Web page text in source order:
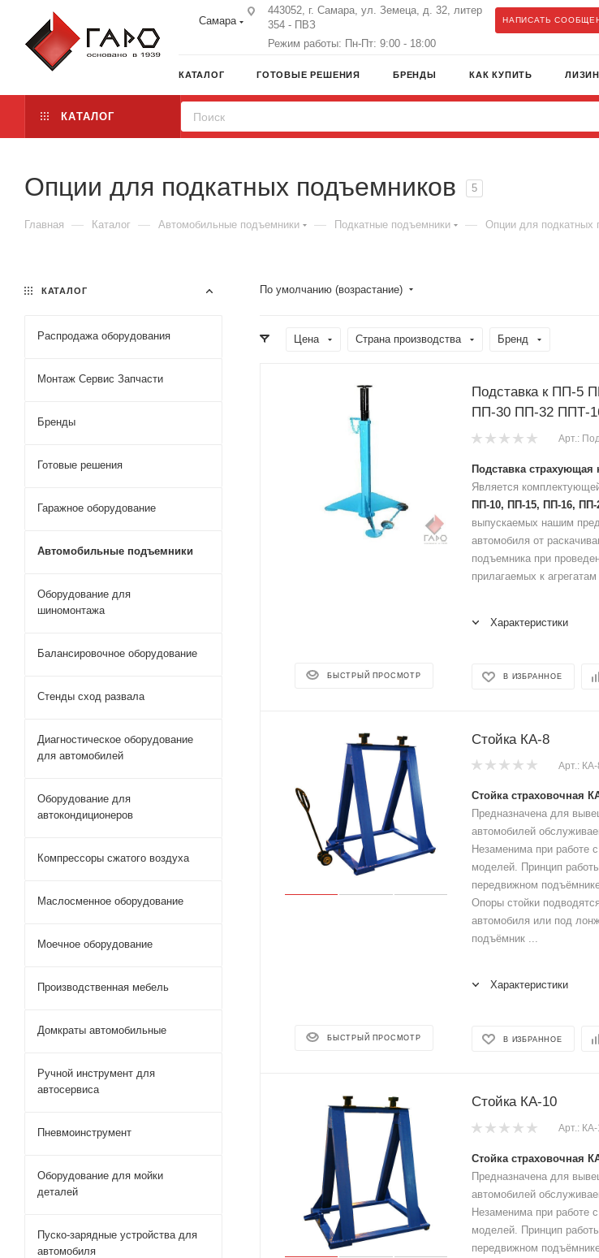
Самара
443052, г. Самара, ул. Земеца, д. 32, литер
354 - ПВЗ
Режим работы: Пн-Пт: 9:00 - 18:00
НАПИСАТЬ
КАТАЛОГ ГОТОВЫЕ РЕШЕНИЯ БРЕНДЫ КАК КУПИТЬ
КАТАЛОГ
Опции для подкатных подъемников 5
Главная — Каталог — Автомобильные подъемники — Подкатные подъемники — Опции для подкатных
По умолчанию (возрастание)
Цена Страна производства Бренд
БЫСТРЫЙ ПРОСМОТР
Подставка к ПП-5
ПП-30 ПП-32 ППТ-
Арт.:
Подставка
Является
ПП-10, ПП-15, ПП-16,
выпускаемых нашим
автомобиля от
подъемника при
прилагаемых к
Характеристики
В ИЗБРАННОЕ
БЫСТРЫЙ ПРОСМОТР
Стойка КА-8
Арт.: КА-
Стойка страховочная
Предназначена для
автомобилей
Незаменима при работе
моделей. Принцип
передвижном
Опоры стойки
автомобиля или под
подъёмник ...
Характеристики
В ИЗБРАННОЕ
Стойка КА-10
Арт.: КА-
Стойка страховочная
Предназначена для
автомобилей
Незаменима при работе
моделей. Принцип
передвижном
КАТАЛОГ
Распродажа оборудования
Монтаж Сервис Запчасти
Бренды
Готовые решения
Гаражное оборудование
Автомобильные подъемники
Оборудование для
шиномонтажа
Балансировочное оборудование
Стенды сход развала
Диагностическое оборудование
для автомобилей
Оборудование для
автокондиционеров
Компрессоры сжатого воздуха
Маслосменное оборудование
Моечное оборудование
Производственная мебель
Домкраты автомобильные
Ручной инструмент для
автосервиса
Пневмоинструмент
Оборудование для мойки
деталей
Пуско-зарядные устройства для
автомобиля